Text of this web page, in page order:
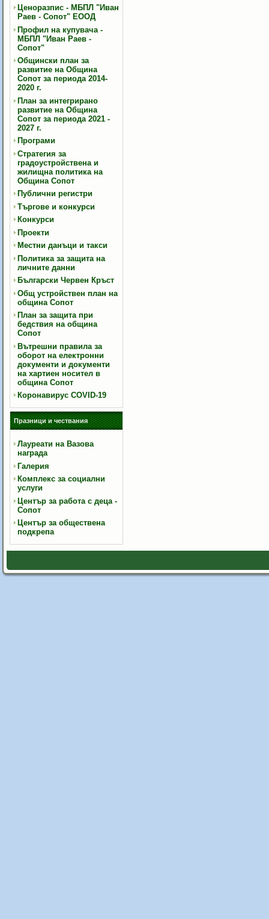
Ценоразпис - МБПЛ "Иван
Раев - Сопот" ЕООД
Профил на купувача -
МБПЛ "Иван Раев -
Сопот"
Общински план за
развитие на Община
Сопот за периода 2014-
2020 г.
План за интегрирано
развитие на Община
Сопот за периода 2021 -
2027 г.
Програми
Стратегия за
градоустройствена и
жилищна политика на
Община Сопот
Публични регистри
Търгове и конкурси
Конкурси
Проекти
Местни данъци и такси
Политика за защита на
личните данни
Български Червен Кръст
Общ устройствен план на
община Сопот
План за защита при
бедствия на община
Сопот
Вътрешни правила за
оборот на електронни
документи и документи
на хартиен носител в
община Сопот
Коронавирус COVID-19
Празници и чествания
Лауреати на Вазова
награда
Галерия
Комплекс за социални
услуги
Център за работа с деца -
Сопот
Център за обществена
подкрепа